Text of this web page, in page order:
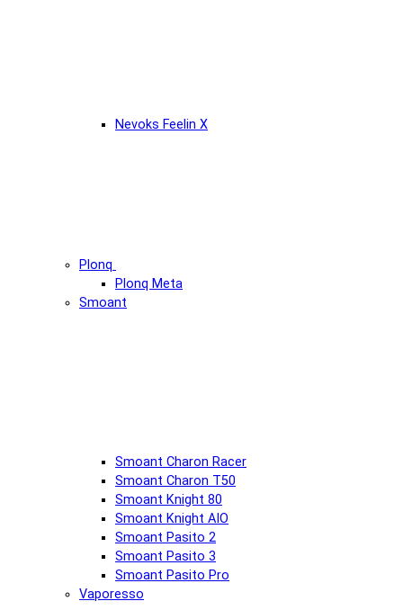
Nevoks Feelin X
Plonq
Plonq Meta
Smoant
Smoant Charon Racer
Smoant Charon T50
Smoant Knight 80
Smoant Knight AIO
Smoant Pasito 2
Smoant Pasito 3
Smoant Pasito Pro
Vaporesso